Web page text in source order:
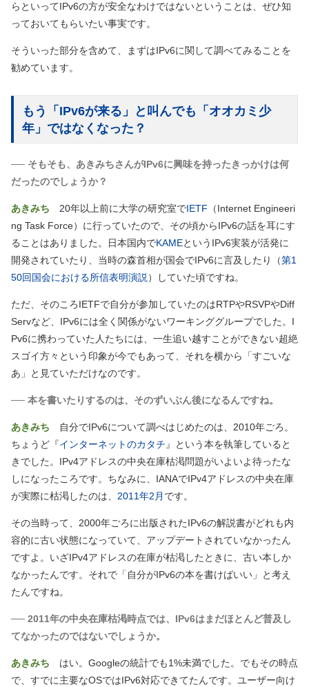
らといってIPv6の方が安全なわけではないということは、ぜひ知
っておいてもらいたい事実です。
そういった部分を含めて、まずはIPv6に関して調べてみることを
勧めています。
もう「IPv6が来る」と叫んでも「オオカミ少
年」ではなくなった？
── そもそも、あきみちさんがIPv6に興味を持ったきっかけは何
だったのでしょうか？
あきみち 20年以上前に大学の研究室でIETF （Internet Engineeri
ng Task Force） に行っていたので、その頃からIPv6の話を耳にす
ることはありました。日本国内でKAMEというIPv6実装が活発に
開発されていたり、当時の森首相が国会でIPv6に言及したり
（第1
50回国会における所信表明演説 ） していた頃ですね。
ただ、そのころIETFで自分が参加していたのはRTPやRSVPやDiff
Servなど、IPv6には全く関係がないワーキンググループでした。I
Pv6に携わっていた人たちには、一生追い越すことができない超絶
スゴイ方々という印象が今でもあって、それを横から「すごいな
あ」と見ていただけなのです。
── 本を書いたりするのは、そのずいぶん後になるんですね。
あきみち 自分でIPv6について調べはじめたのは、2010年ごろ。
ちょうど『インターネットのカタチ 』という本を執筆していると
きでした。IPv4アドレスの中央在庫枯渇問題がいよいよ待ったな
しになったころです。ちなみに、IANAでIPv4アドレスの中央在庫
が実際に枯渇したのは、 2011年2月 です。
その当時って、2000年ごろに出版されたIPv6の解説書がどれも内
容的に古い状態になっていて、アップデートされていなかったん
ですよ。いざIPv4アドレスの在庫が枯渇したときに、古い本しか
なかったんです。それで「自分がIPv6の本を書けばいい」と考え
たんですね。
── 2011年の中央在庫枯渇時点では、IPv6はまだほとんど普及し
てなかったのではないでしょうか。
あきみち はい。Googleの統計でも1%未満でした。でもその時点
で、すでに主要なOSではIPv6対応できてたんです。ユーザー向け